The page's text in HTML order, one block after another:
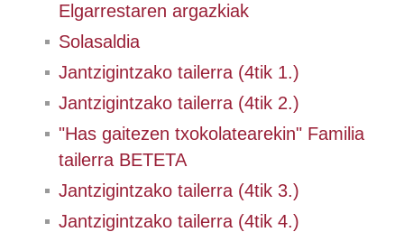
Elgarrestaren argazkiak
Solasaldia
Jantzigintzako tailerra (4tik 1.)
Jantzigintzako tailerra (4tik 2.)
"Has gaitezen txokolatearekin" Familia
tailerra BETETA
Jantzigintzako tailerra (4tik 3.)
Jantzigintzako tailerra (4tik 4.)